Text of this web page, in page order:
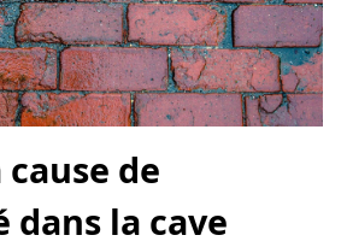
de
la cave